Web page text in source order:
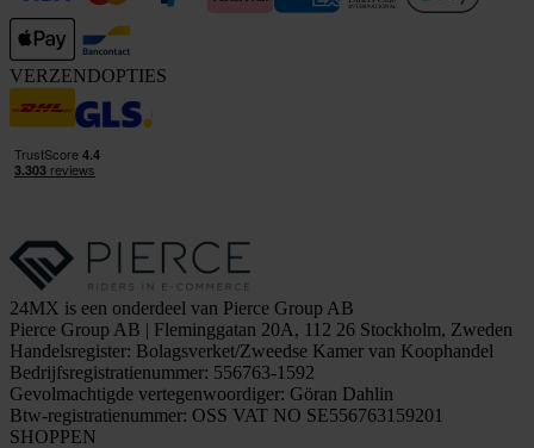
VERZENDOPTIES
24MX is een onderdeel van Pierce Group AB
Pierce Group AB | Fleminggatan 20A, 112 26 Stockholm, Zweden
Handelsregister: Bolagsverket/Zweedse Kamer van Koophandel
Bedrijfsregistratienummer: 556763-1592
Gevolmachtigde vertegenwoordiger: Göran Dahlin
Btw-registratienummer: OSS VAT NO SE556763159201
SHOPPEN